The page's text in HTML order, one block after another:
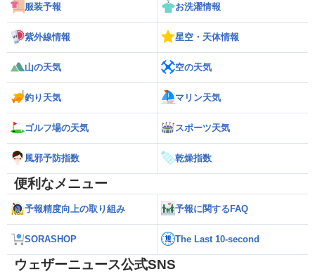
服装予報 お洗濯情報
紫外線情報 星空・天体情報
山の天気 空の天気
釣り天気 マリン天気
ゴルフ場の天気 スポーツ天気
風邪予防指数 乾燥指数
便利なメニュー
予報精度向上の取り組み 予報に関するFAQ
SORASHOP The Last 10-second
ウェザーニュース公式SNS